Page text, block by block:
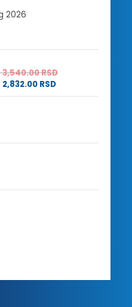
2026
3,540.00RSDRaspon
od
2,832.00 RSDRaspon
cena:
2,832.00 RSD